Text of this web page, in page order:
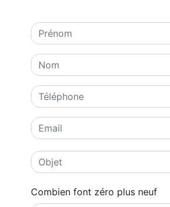
Combien font zéro plus neuf